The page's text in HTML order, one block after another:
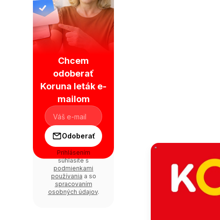
Chcem
odoberať
Koruna leták e-
mailom
Odoberať
Prihlásením
súhlasíte s
podmienkami
používania a so
spracovaním
osobných údajov.